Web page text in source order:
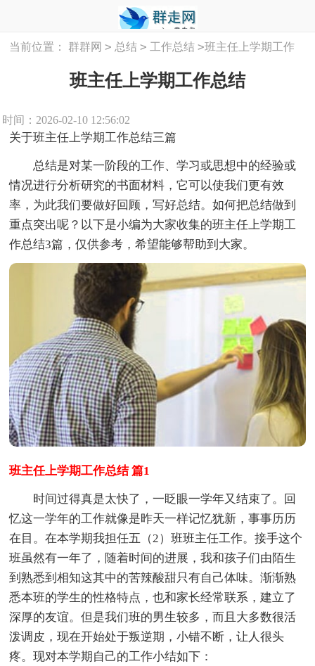
当前位置： 群群网 > 总结 > 工作总结 >班主任上学期工作
班主任上学期工作总结
时间：2026-02-10 12:56:02
关于班主任上学期工作总结三篇
总结是对某一阶段的工作、学习或思想中的经验或
情况进行分析研究的书面材料，它可以使我们更有效
率，为此我们要做好回顾，写好总结。如何把总结做到
重点突出呢？以下是小编为大家收集的班主任上学期工
作总结3篇，仅供参考，希望能够帮助到大家。
班主任上学期工作总结 篇1
时间过得真是太快了，一眨眼一学年又结束了。回
忆这一学年的工作就像是昨天一样记忆犹新，事事历历
在目。在本学期我担任五（2）班班主任工作。接手这个
班虽然有一年了，随着时间的进展，我和孩子们由陌生
到熟悉到相知这其中的苦辣酸甜只有自己体味。渐渐熟
悉本班的学生的性格特点，也和家长经常联系，建立了
深厚的友谊。但是我们班的男生较多，而且大多数很活
泼调皮，现在开始处于叛逆期，小错不断，让人很头
疼。现对本学期自己的工作小结如下：